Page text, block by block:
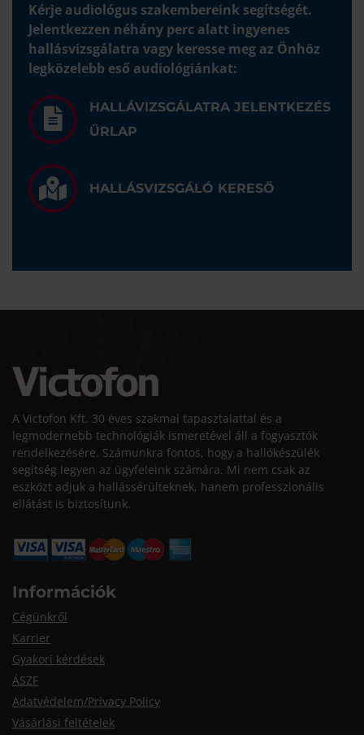
Kérje audiológus szakembereink segítségét.
Jelentkezzen néhány perc alatt ingyenes
hallásvizsgálatra vagy keresse meg az Önhöz
legközelebb eső audiológiánkat:
HALLÁVIZSGÁLATRA JELENTKEZÉS
ŰRLAP
HALLÁSVIZSGÁLÓ KERESŐ
A Victofon Kft. 30 éves szakmai tapasztalattal és a
legmodernebb technológiák ismeretével áll a fogyasztók
rendelkezésére. Számunkra fontos, hogy a hallókészülék
segítség legyen az ügyfeleink számára. Mi nem csak az
eszközt adjuk a hallássérülteknek, hanem professzionális
ellátást is biztosítunk.
Információk
Cégünkről
Karrier
Gyakori kérdések
ÁSZF
Adatvédelem/Privacy Policy
Vásárlási feltételek